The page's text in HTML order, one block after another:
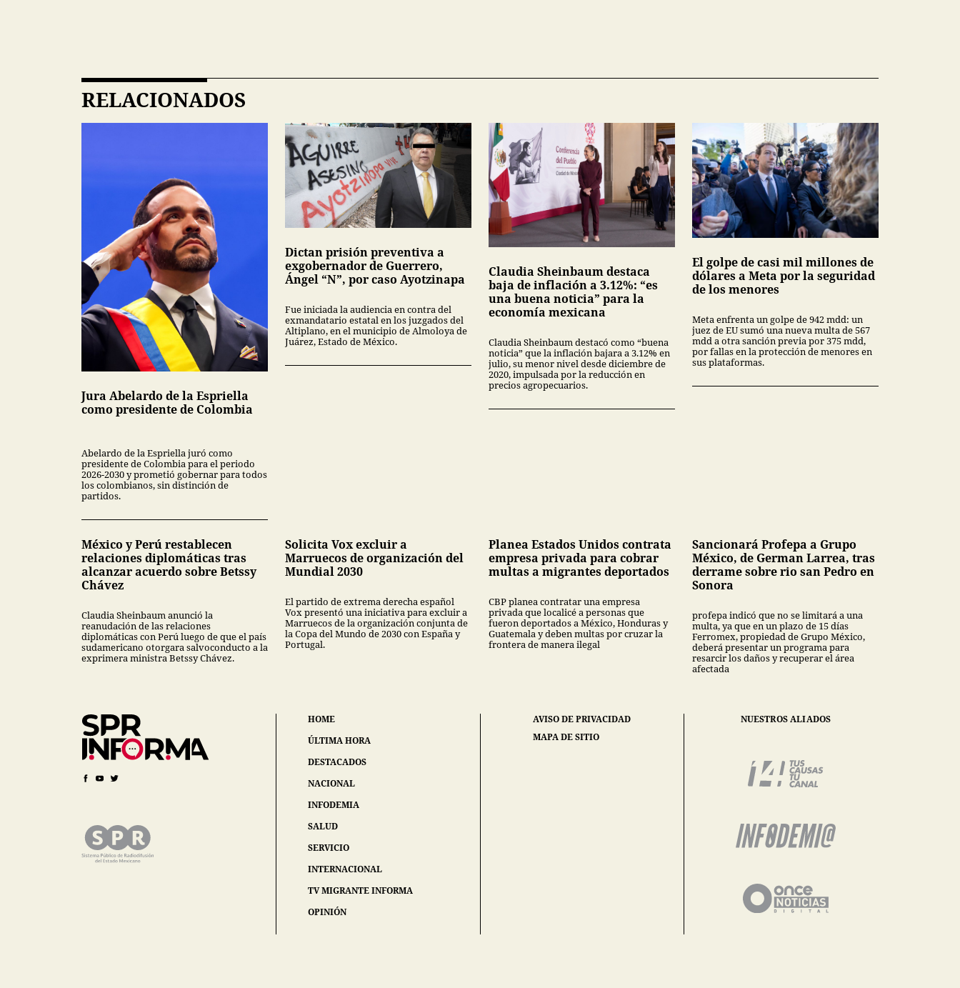
RELACIONADOS
Jura Abelardo de la Espriella
como presidente de Colombia
Abelardo de la Espriella juró como
presidente de Colombia para el periodo
2026-2030 y prometió gobernar para todos
los colombianos, sin distinción de
partidos.
Dictan prisión preventiva a
exgobernador de Guerrero,
Ángel “N”, por caso Ayotzinapa
Fue iniciada la audiencia en contra del
exmandatario estatal en los juzgados del
Altiplano, en el municipio de Almoloya de
Juárez, Estado de México.
Claudia Sheinbaum destaca
baja de inflación a 3.12%: “es
una buena noticia” para la
economía mexicana
Claudia Sheinbaum destacó como “buena
noticia” que la inflación bajara a 3.12% en
julio, su menor nivel desde diciembre de
2020, impulsada por la reducción en
precios agropecuarios.
El golpe de casi mil millones de
dólares a Meta por la seguridad
de los menores
Meta enfrenta un golpe de 942 mdd: un
juez de EU sumó una nueva multa de 567
mdd a otra sanción previa por 375 mdd,
por fallas en la protección de menores en
sus plataformas.
México y Perú restablecen
relaciones diplomáticas tras
alcanzar acuerdo sobre Betssy
Chávez
Claudia Sheinbaum anunció la
reanudación de las relaciones
diplomáticas con Perú luego de que el país
sudamericano otorgara salvoconducto a la
exprimera ministra Betssy Chávez.
Solicita Vox excluir a
Marruecos de organización del
Mundial 2030
El partido de extrema derecha español
Vox presentó una iniciativa para excluir a
Marruecos de la organización conjunta de
la Copa del Mundo de 2030 con España y
Portugal.
Planea Estados Unidos contrata
empresa privada para cobrar
multas a migrantes deportados
CBP planea contratar una empresa
privada que localicé a personas que
fueron deportados a México, Honduras y
Guatemala y deben multas por cruzar la
frontera de manera ilegal
Sancionará Profepa a Grupo
México, de German Larrea, tras
derrame sobre rio san Pedro en
Sonora
profepa indicó que no se limitará a una
multa, ya que en un plazo de 15 días
Ferromex, propiedad de Grupo México,
deberá presentar un programa para
resarcir los daños y recuperar el área
afectada
HOME
ÚLTIMA HORA
DESTACADOS
NACIONAL
INFODEMIA
SALUD
SERVICIO
INTERNACIONAL
TV MIGRANTE INFORMA
OPINIÓN
AVISO DE PRIVACIDAD
MAPA DE SITIO
NUESTROS ALIADOS